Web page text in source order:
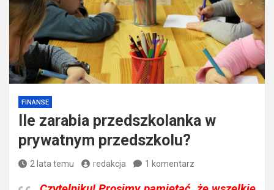
FINANSE
Ile zarabia przedszkolanka w
prywatnym przedszkolu?
2 lata temu redakcja 1 komentarz